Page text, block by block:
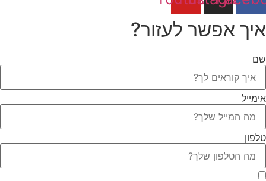
איך אפשר לעזור?
שם
אימייל
טלפון